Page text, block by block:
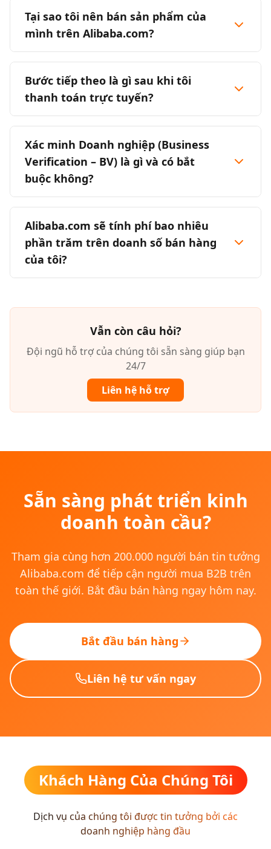
Tại sao tôi nên bán sản phẩm của
mình trên Alibaba.com?
Bước tiếp theo là gì sau khi tôi
thanh toán trực tuyến?
Xác minh Doanh nghiệp (Business
Verification – BV) là gì và có bắt
buộc không?
Alibaba.com sẽ tính phí bao nhiêu
phần trăm trên doanh số bán hàng
của tôi?
Vẫn còn câu hỏi?
Đội ngũ hỗ trợ của chúng tôi sẵn sàng giúp bạn
24/7
Liên hệ hỗ trợ
Sẵn sàng phát triển kinh
doanh toàn cầu?
Tham gia cùng hơn 200.000 người bán tin tưởng
Alibaba.com để tiếp cận người mua B2B trên
toàn thế giới. Bắt đầu bán hàng ngay hôm nay.
Bắt đầu bán hàng
Liên hệ tư vấn ngay
Khách Hàng Của Chúng Tôi
Dịch vụ của chúng tôi được tin tưởng bởi các
doanh nghiệp hàng đầu